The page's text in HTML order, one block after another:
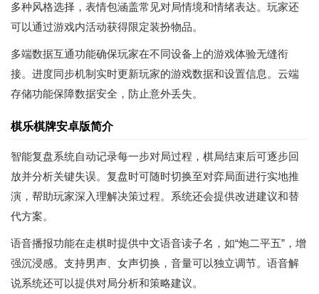
多种风格选择，表情包涵盖常见对局情境和情绪表达。玩家还
可以通过游戏内活动获得限定装扮物品。
多端数据互通功能确保玩家在不同设备上的游戏体验无缝衔
接。进度同步机制实时更新玩家的游戏数据和设置信息。云端
存储功能保障数据安全，防止意外丢失。
棋乐棋牌安卓版简介
智能复盘系统自动记录每一步对局过程，棋局结束后可逐步回
放并分析关键失误。复盘时可随时切换至对弈局面进行实地推
演，帮助玩家深入理解决策过程。系统还会提供改进建议和替
代方案。
语音播报功能在走棋时提供中文语音读子名，如“炮二平五”，增
强沉浸感。支持男声、女声切换，音量可以独立调节。语音解
说系统还可以提供对局分析和策略建议。